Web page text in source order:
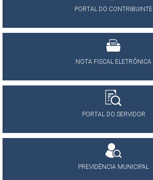
PORTAL DO CONTRIBUINTE
NOTA FISCAL ELETRÔNICA
PORTAL DO SERVIDOR
PREVIDÊNCIA MUNICIPAL